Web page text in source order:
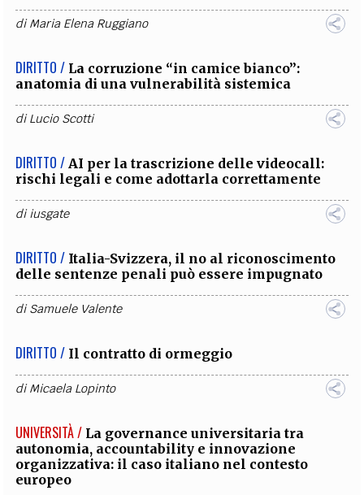
diMaria Elena Ruggiano
DIRITTO / La corruzione “in camice bianco”:
anatomia di una vulnerabilità sistemica
diLucio Scotti
DIRITTO / AI per la trascrizione delle videocall:
rischi legali e come adottarla correttamente
diiusgate
DIRITTO / Italia-Svizzera, il no al riconoscimento
delle sentenze penali può essere impugnato
diSamuele Valente
DIRITTO / Il contratto di ormeggio
diMicaela Lopinto
UNIVERSITÀ / La governance universitaria tra
autonomia, accountability e innovazione
organizzativa: il caso italiano nel contesto
europeo